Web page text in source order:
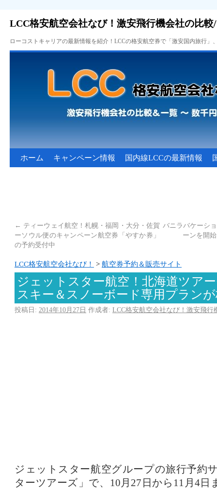
LCC格安航空会社なび！激安飛行機会社の比較
ローコストキャリアの最新情報を紹介！LCCの格安航空券で「激安国内旅行
ホーム キャンペーン情報 国内線LCCの最新情報
← ティーウェイ航空！札幌・福岡・大分・佐賀
ーソウル便のキャンペーン航空券「やすか券」
の予約受付中
バニラバケーシ
ーンを開
LCC格安航空会社なび！ > 航空券予約＆販売サイト
ジェットスター航空！北海道ツア
スキー＆スノーボード専用プラン
投稿日: 2014年10月27日 作成者: LCC格安航空会社なび！激安飛行
ジェットスター航空グループの旅行予約
ターツアーズ」で、10月27日から11月4日